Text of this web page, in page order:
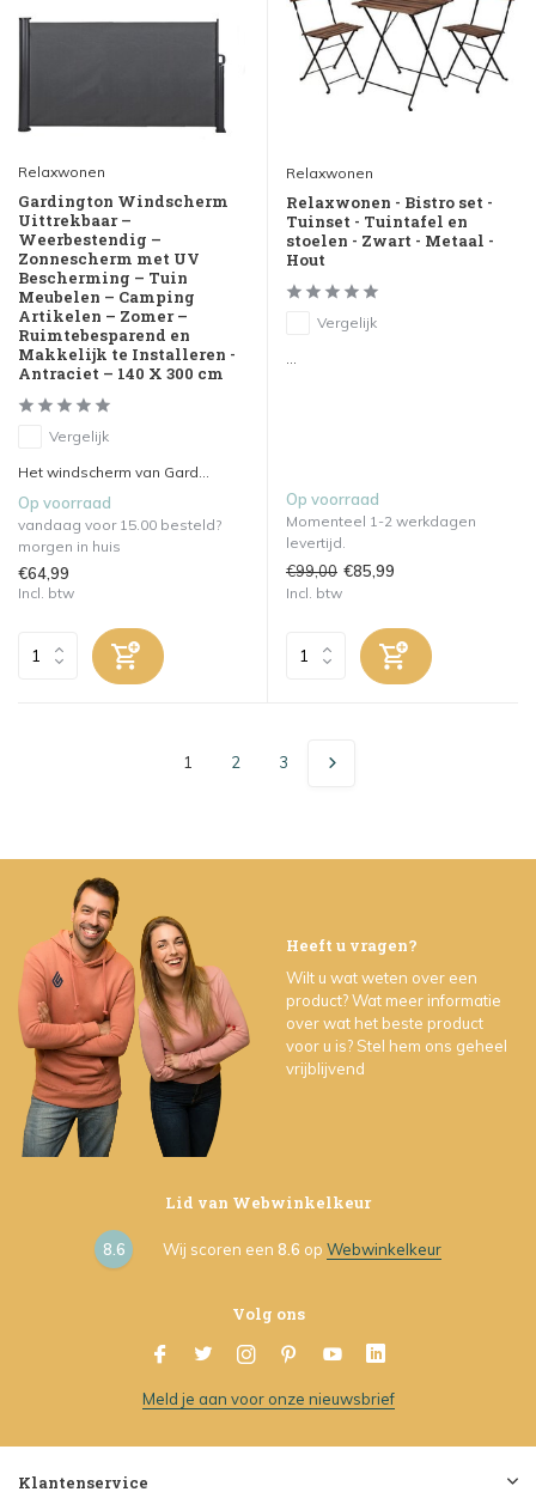
Relaxwonen
Gardington Windscherm
Uittrekbaar –
Weerbestendig –
Zonnescherm met UV
Bescherming – Tuin
Meubelen – Camping
Artikelen – Zomer –
Ruimtebesparend en
Makkelijk te Installeren -
Antraciet – 140 X 300 cm
Vergelijk
Het windscherm van Gard...
Op voorraad
vandaag voor 15.00 besteld?
morgen in huis
€64,99
Incl. btw
Relaxwonen
Relaxwonen - Bistro set -
Tuinset - Tuintafel en
stoelen - Zwart - Metaal -
Hout
Vergelijk
Op voorraad
Momenteel 1-2 werkdagen
levertijd.
€99,00 €85,99
Incl. btw
1 2 3
Heeft u vragen?
Wilt u wat weten over een
product? Wat meer informatie
over wat het beste product
voor u is? Stel hem ons geheel
vrijblijvend
Lid van Webwinkelkeur
8.6 Wij scoren een 8.6 op Webwinkelkeur
Volg ons
Meld je aan voor onze nieuwsbrief
Klantenservice